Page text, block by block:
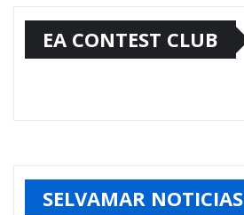
EA CONTEST CLUB
SELVAMAR NOTICIAS